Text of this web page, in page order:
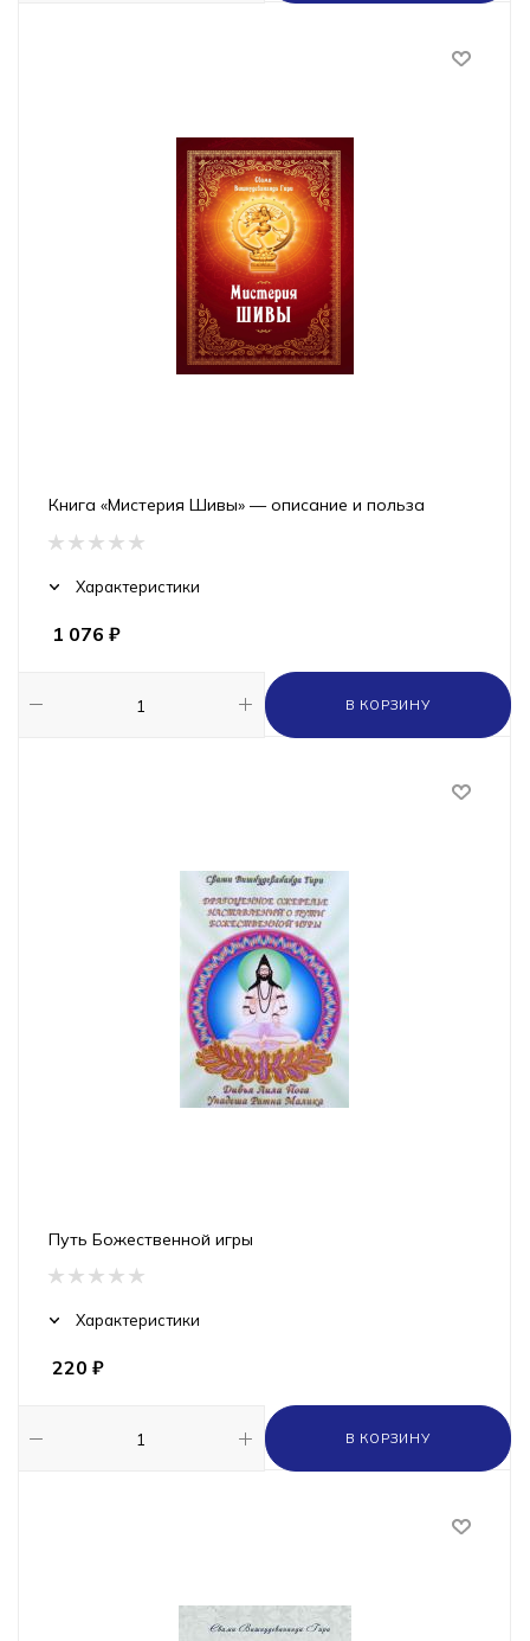
Книга «Мистерия Шивы» — описание и польза
Характеристики
1 076 ₽
В КОРЗИНУ
Путь Божественной игры
Характеристики
220 ₽
В КОРЗИНУ